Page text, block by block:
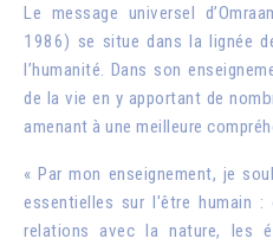
Le message universel
1986) se situe dans la lignée
l’humanité. Dans son
de la vie en y apportant de
amenant à une meilleure
« Par mon enseignement, je
essentielles sur l'être humain
relations avec la nature, les